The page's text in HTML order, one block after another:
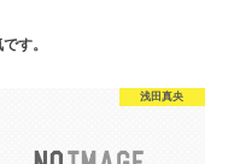
す。
浅田真央